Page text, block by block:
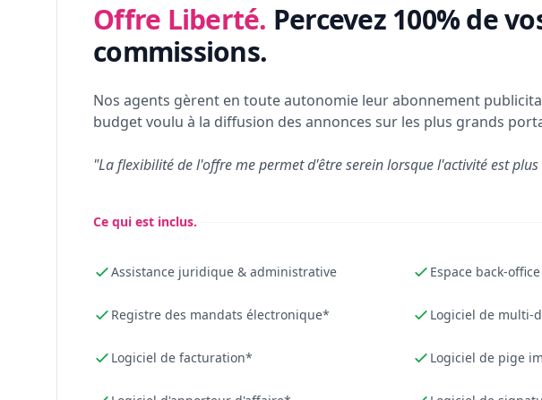
Offre Liberté. Percevez 100% de
commissions.
Nos agents gèrent en toute autonomie leur abonnement
budget voulu à la diffusion des annonces sur les plus grands
"La flexibilité de l'offre me permet d'être serein lorsque l'activité est
Ce qui est inclus.
Assistance juridique & administrative Espace back-
Registre des mandats électronique* Logiciel de multi-
Logiciel de facturation* Logiciel de pige